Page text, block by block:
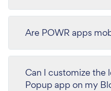
Are POWR apps
Can I customize the
Popup app on my